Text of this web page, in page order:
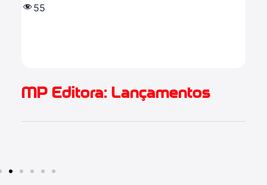
55
MP Editora: Lançamentos